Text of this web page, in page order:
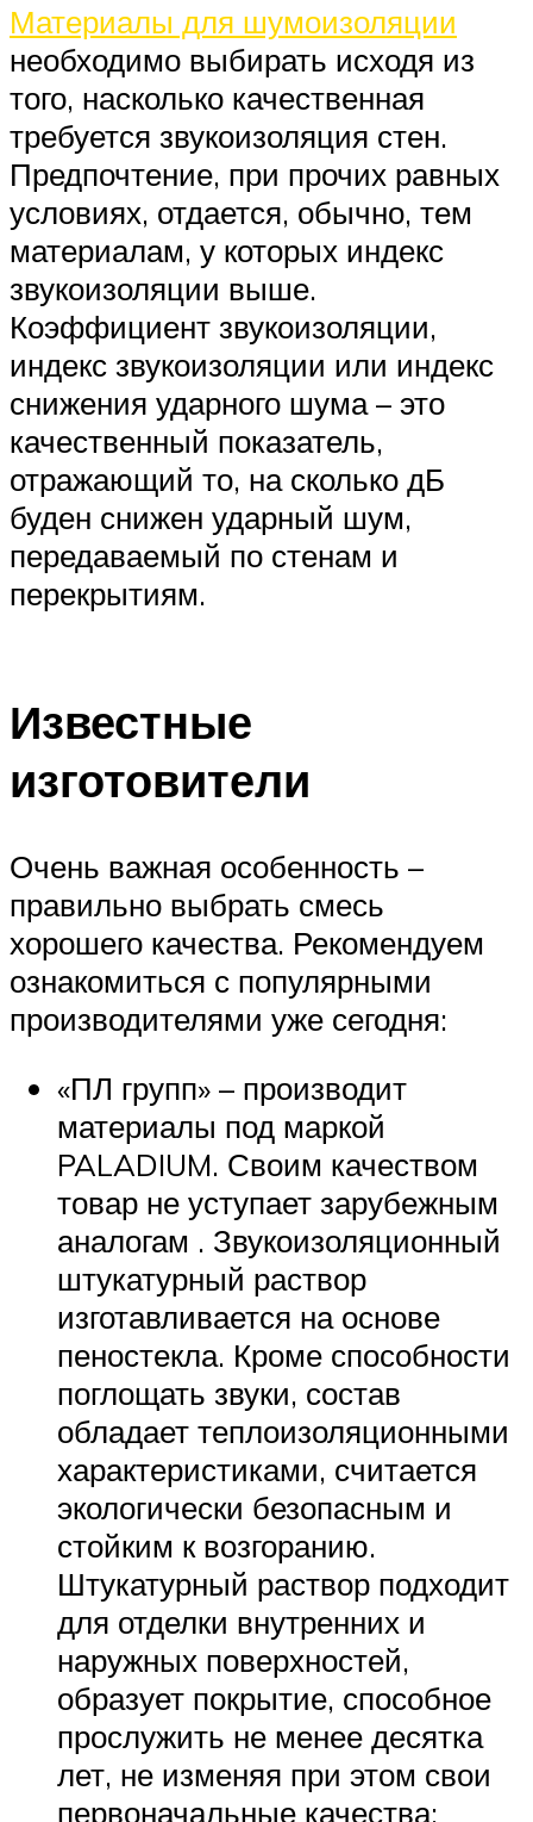
Материалы для шумоизоляции
необходимо выбирать исходя из
того, насколько качественная
требуется звукоизоляция стен.
Предпочтение, при прочих равных
условиях, отдается, обычно, тем
материалам, у которых индекс
звукоизоляции выше.
Коэффициент звукоизоляции,
индекс звукоизоляции или индекс
снижения ударного шума – это
качественный показатель,
отражающий то, на сколько дБ
буден снижен ударный шум,
передаваемый по стенам и
перекрытиям.
Известные
изготовители
Очень важная особенность –
правильно выбрать смесь
хорошего качества. Рекомендуем
ознакомиться с популярными
производителями уже сегодня:
«ПЛ групп» – производит
материалы под маркой
PALADIUM. Своим качеством
товар не уступает зарубежным
аналогам . Звукоизоляционный
штукатурный раствор
изготавливается на основе
пеностекла. Кроме способности
поглощать звуки, состав
обладает теплоизоляционными
характеристиками, считается
экологически безопасным и
стойким к возгоранию.
Штукатурный раствор подходит
для отделки внутренних и
наружных поверхностей,
образует покрытие, способное
прослужить не менее десятка
лет, не изменяя при этом свои
первоначальные качества;